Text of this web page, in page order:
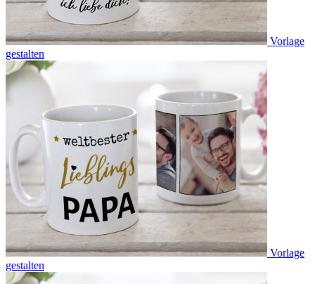
Vorlage
gestalten
Vorlage
gestalten